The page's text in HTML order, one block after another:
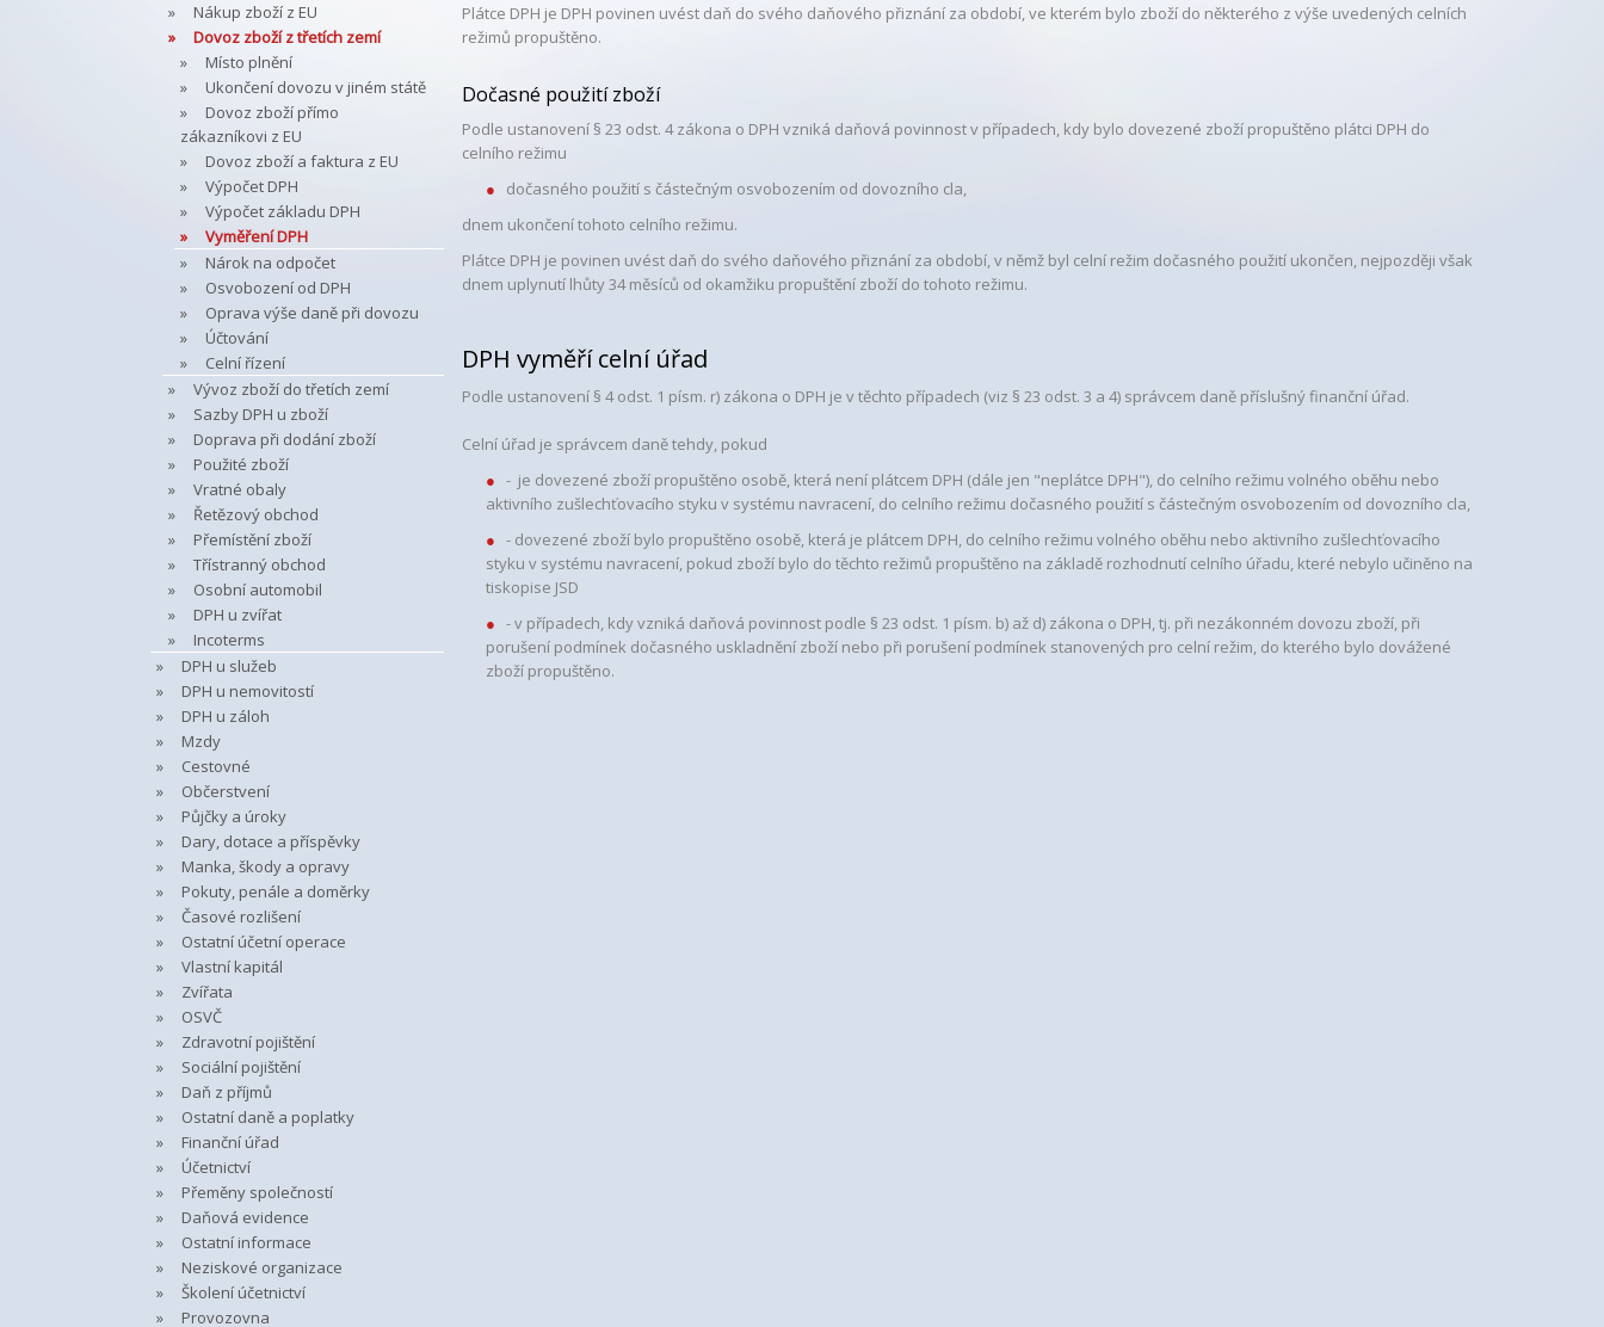
Nákup zboží z EU
Dovoz zboží z třetích zemí
Místo plnění
Ukončení dovozu v jiném státě
Dovoz zboží přímo
zákazníkovi z EU
Dovoz zboží a faktura z EU
Výpočet DPH
Výpočet základu DPH
Vyměření DPH
Nárok na odpočet
Osvobození od DPH
Oprava výše daně při dovozu
Účtování
Celní řízení
Vývoz zboží do třetích zemí
Sazby DPH u zboží
Doprava při dodání zboží
Použité zboží
Vratné obaly
Řetězový obchod
Přemístění zboží
Třístranný obchod
Osobní automobil
DPH u zvířat
Incoterms
DPH u služeb
DPH u nemovitostí
DPH u záloh
Mzdy
Cestovné
Občerstvení
Půjčky a úroky
Dary, dotace a příspěvky
Manka, škody a opravy
Pokuty, penále a doměrky
Časové rozlišení
Ostatní účetní operace
Vlastní kapitál
Zvířata
OSVČ
Zdravotní pojištění
Sociální pojištění
Daň z příjmů
Ostatní daně a poplatky
Finanční úřad
Účetnictví
Přeměny společností
Daňová evidence
Ostatní informace
Neziskové organizace
Školení účetnictví
Provozovna
Plátce DPH je DPH povinen uvést daň do svého daňového přiznání za období, ve kterém bylo zboží do některého z výše uvedených celních
režimů propuštěno.
Dočasné použití zboží
Podle ustanovení § 23 odst. 4 zákona o DPH vzniká daňová povinnost v případech, kdy bylo dovezené zboží propuštěno plátci DPH do
celního režimu
dočasného použití s částečným osvobozením od dovozního cla,
dnem ukončení tohoto celního režimu.
Plátce DPH je povinen uvést daň do svého daňového přiznání za období, v němž byl celní režim dočasného použití ukončen, nejpozději však
dnem uplynutí lhůty 34 měsíců od okamžiku propuštění zboží do tohoto režimu.
DPH vyměří celní úřad
Podle ustanovení § 4 odst. 1 písm. r) zákona o DPH je v těchto případech (viz § 23 odst. 3 a 4) správcem daně příslušný finanční úřad.
Celní úřad je správcem daně tehdy, pokud
- je dovezené zboží propuštěno osobě, která není plátcem DPH (dále jen "neplátce DPH"), do celního režimu volného oběhu nebo
aktivního zušlechťovacího styku v systému navracení, do celního režimu dočasného použití s částečným osvobozením od dovozního cla,
- dovezené zboží bylo propuštěno osobě, která je plátcem DPH, do celního režimu volného oběhu nebo aktivního zušlechťovacího
styku v systému navracení, pokud zboží bylo do těchto režimů propuštěno na základě rozhodnutí celního úřadu, které nebylo učiněno na
tiskopise JSD
- v případech, kdy vzniká daňová povinnost podle § 23 odst. 1 písm. b) až d) zákona o DPH, tj. při nezákonném dovozu zboží, při
porušení podmínek dočasného uskladnění zboží nebo při porušení podmínek stanovených pro celní režim, do kterého bylo dovážené
zboží propuštěno.